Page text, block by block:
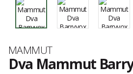
Marque
MAMMUT
Dva Mammut